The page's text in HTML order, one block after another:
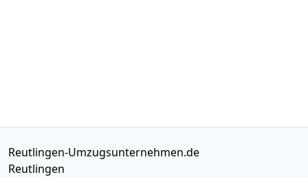
Reutlingen-Umzugsunternehmen.de
Reutlingen